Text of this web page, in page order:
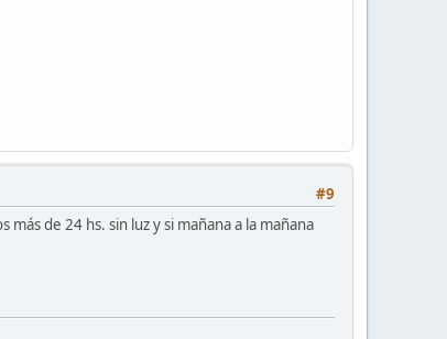
#9
de 24 hs. sin luz y si mañana a la mañana